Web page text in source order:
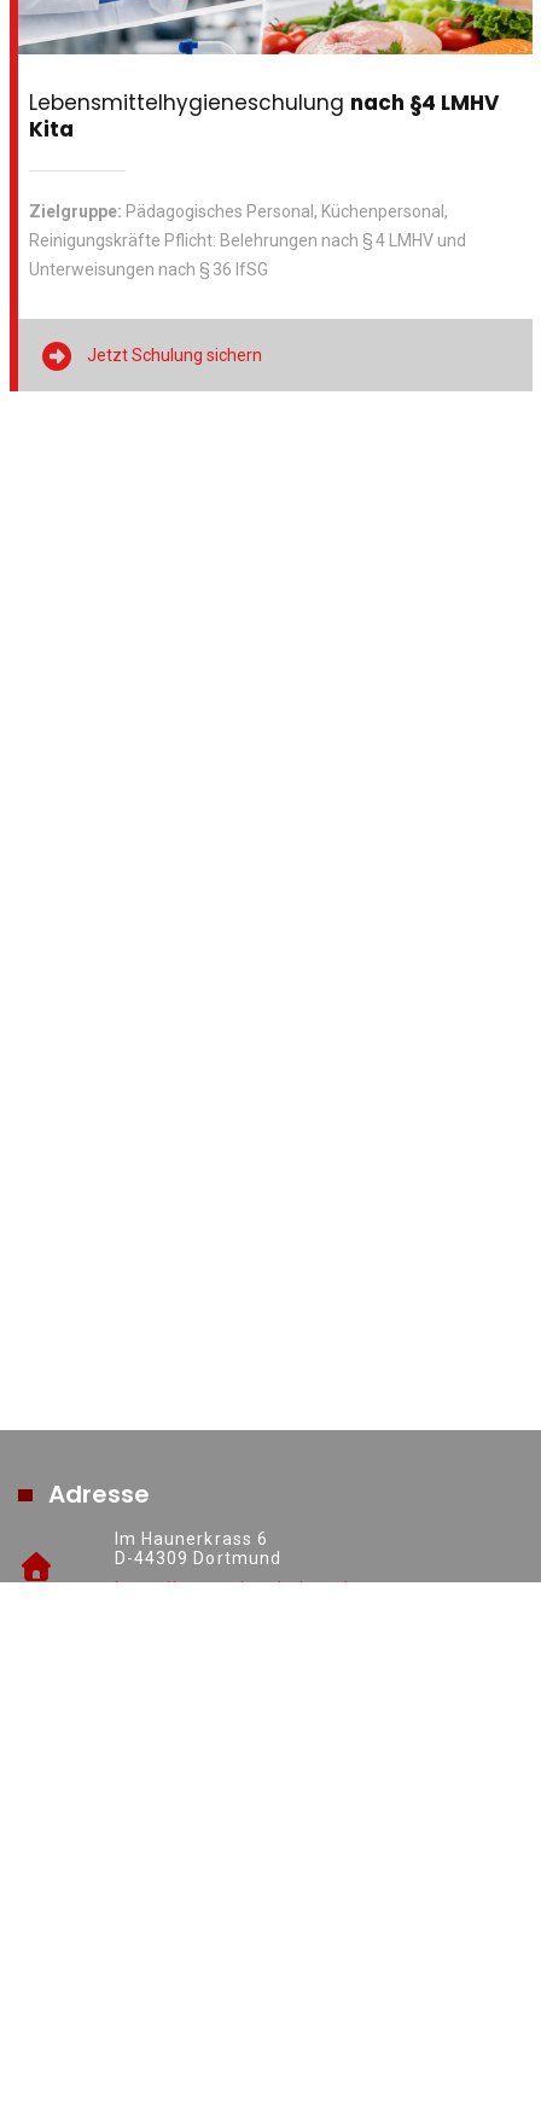
Lebensmittelhygieneschulung nach §4 LMHV
Kita
Zielgruppe: Pädagogisches Personal, Küchenpersonal,
Reinigungskräfte Pflicht: Belehrungen nach § 4 LMHV und
Unterweisungen nach § 36 IfSG
 Jetzt Schulung sichern
Adresse
Im Haunerkrass 6
D-44309 Dortmund
https://www.ruhrsolutions.de